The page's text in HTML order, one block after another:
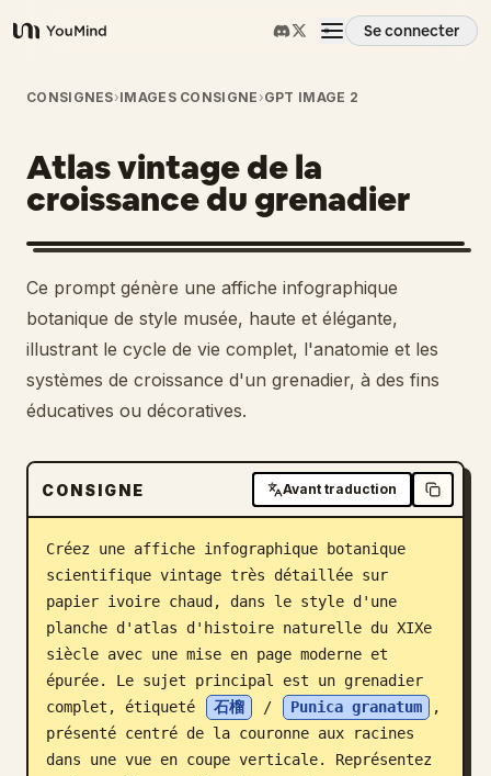
YouMind
Se connecter
Aperçu
Cas d'usage
Compétences
Invites
Tarifs
Blog
Mises à jour
CONSIGNES›IMAGES CONSIGNE ›GPT IMAGE 2
Atlas vintage de la
croissance du grenadier
Ce prompt génère une affiche infographique
botanique de style musée, haute et élégante,
illustrant le cycle de vie complet, l'anatomie et les
systèmes de croissance d'un grenadier, à des fins
éducatives ou décoratives.
CONSIGNE Avant traduction
Créez une affiche infographique botanique
scientifique vintage très détaillée sur
papier ivoire chaud, dans le style d'une
planche d'atlas d'histoire naturelle du XIXe
siècle avec une mise en page moderne et
épurée. Le sujet principal est un grenadier
complet, étiqueté
石榴 / Punica granatum
,
présenté centré de la couronne aux racines
dans une vue en coupe verticale. Représentez